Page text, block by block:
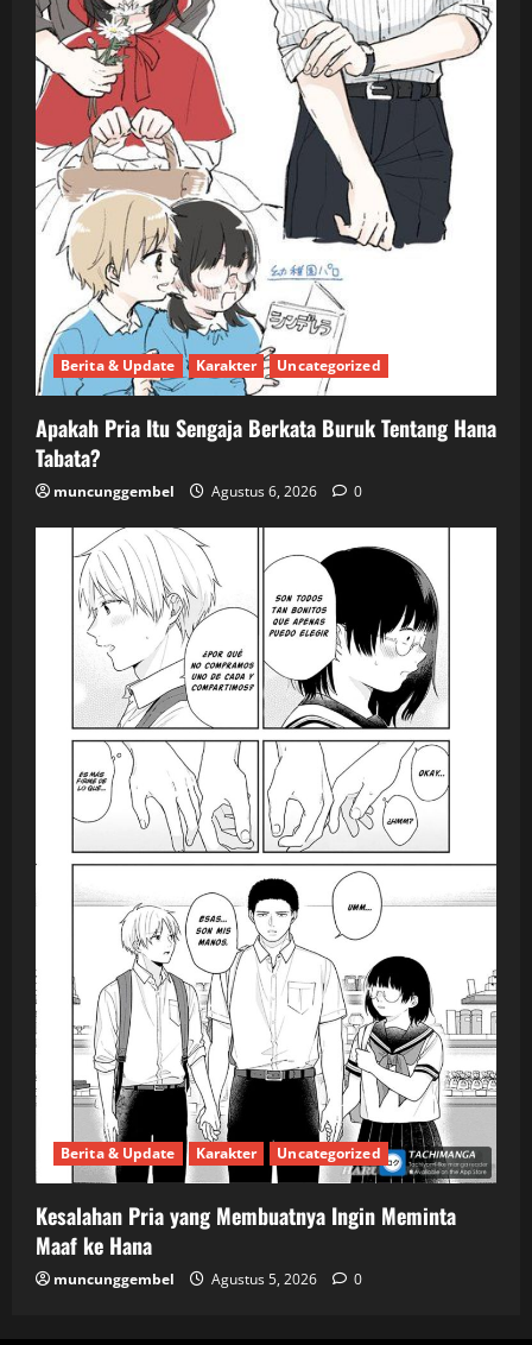
Berita & Update Karakter Uncategorized
Apakah Pria Itu Sengaja Berkata Buruk Tentang Hana
Tabata?
muncunggembel Agustus 6, 2026 0
Berita & Update Karakter Uncategorized
Kesalahan Pria yang Membuatnya Ingin Meminta
Maaf ke Hana
muncunggembel Agustus 5, 2026 0